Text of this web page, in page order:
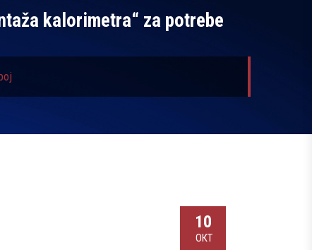
kalorimetra“ za potrebe
10
ОКТ